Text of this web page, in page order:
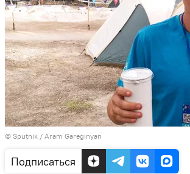
© Sputnik / Aram Gareginyan
Подписаться